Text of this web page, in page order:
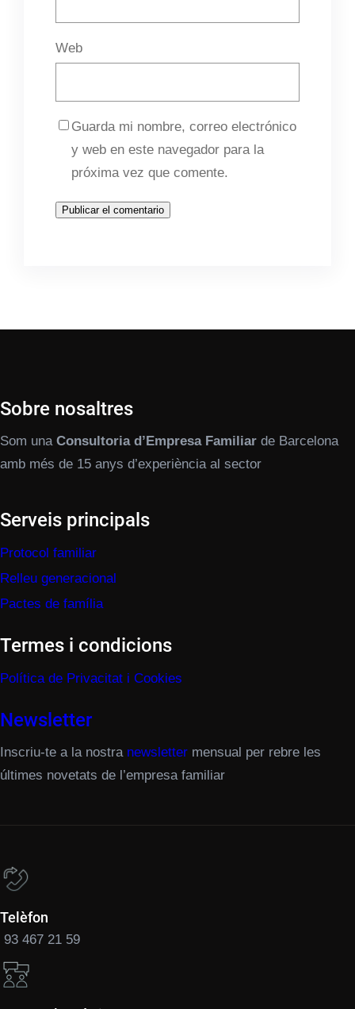
Web
Guarda mi nombre, correo electrónico
y web en este navegador para la
próxima vez que comente.
Sobre nosaltres
Som una Consultoria d’Empresa Familiar de Barcelona
amb més de 15 anys d’experiència al sector
Serveis principals
Protocol familiar
Relleu generacional
Pactes de família
Termes i condicions
Política de Privacitat i Cookies
Newsletter
Inscriu-te a la nostra newsletter mensual per rebre les
últimes novetats de l’empresa familiar
Telèfon
93 467 21 59